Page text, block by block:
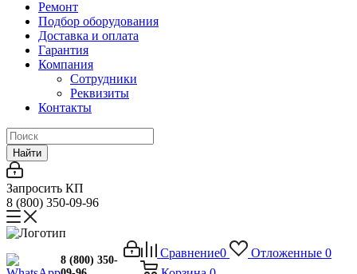
Ремонт
Подбор оборудования
Доставка и оплата
Гарантия
Компания
Сотрудники
Реквизиты
Контакты
Найти
Запросить КП
8 (800) 350-09-96
Сравнение0 Отложенные 0
8 (800) 350-